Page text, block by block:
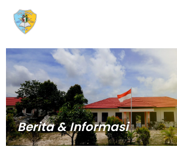
konten
Berita & Informasi